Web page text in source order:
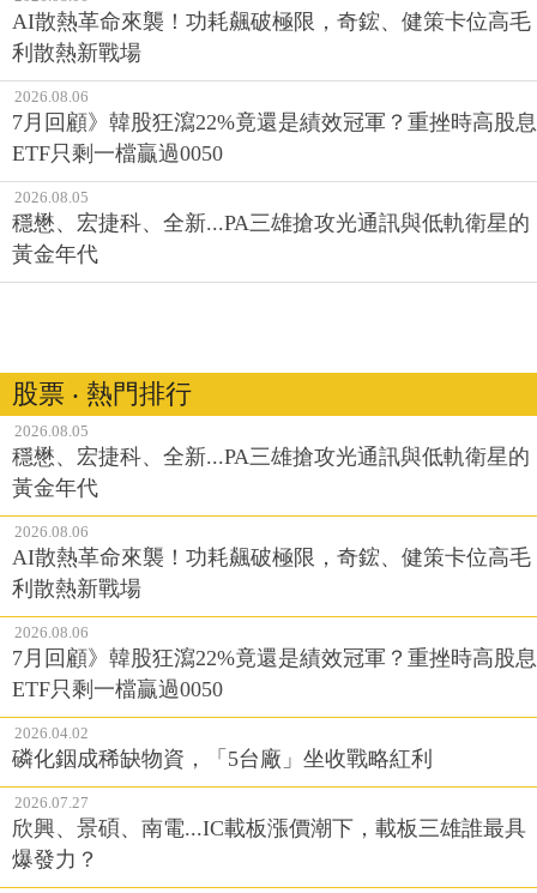
AI散熱革命來襲！功耗飆破極限，奇鋐、健策卡位高毛
利散熱新戰場
2026.08.06
7月回顧》韓股狂瀉22%竟還是績效冠軍？重挫時高股息
ETF只剩一檔贏過0050
2026.08.05
穩懋、宏捷科、全新...PA三雄搶攻光通訊與低軌衛星的
黃金年代
股票 ‧ 熱門排行
2026.08.05
穩懋、宏捷科、全新...PA三雄搶攻光通訊與低軌衛星的
黃金年代
2026.08.06
AI散熱革命來襲！功耗飆破極限，奇鋐、健策卡位高毛
利散熱新戰場
2026.08.06
7月回顧》韓股狂瀉22%竟還是績效冠軍？重挫時高股息
ETF只剩一檔贏過0050
2026.04.02
磷化銦成稀缺物資，「5台廠」坐收戰略紅利
2026.07.27
欣興、景碩、南電...IC載板漲價潮下，載板三雄誰最具
爆發力？